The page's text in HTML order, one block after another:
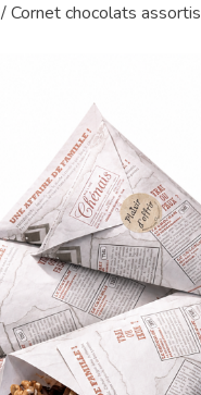
/ Cornet chocolats assortis